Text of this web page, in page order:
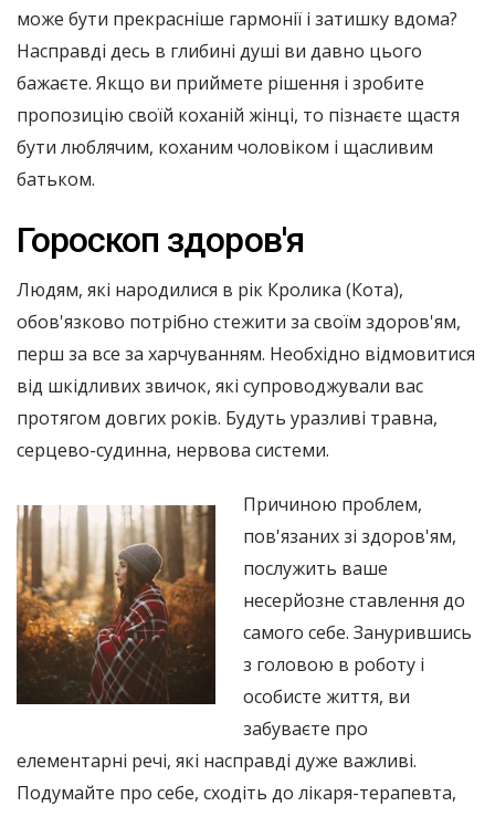
може бути прекрасніше гармонії і затишку вдома?
Насправді десь в глибині душі ви давно цього
бажаєте. Якщо ви приймете рішення і зробите
пропозицію своїй коханій жінці, то пізнаєте щастя
бути люблячим, коханим чоловіком і щасливим
батьком.
Гороскоп здоров'я
Людям, які народилися в рік Кролика (Кота),
обов'язково потрібно стежити за своїм здоров'ям,
перш за все за харчуванням. Необхідно відмовитися
від шкідливих звичок, які супроводжували вас
протягом довгих років. Будуть уразливі травна,
серцево-судинна, нервова системи.
Причиною проблем,
пов'язаних зі здоров'ям,
послужить ваше
несерйозне ставлення до
самого себе. Занурившись
з головою в роботу і
особисте життя, ви
забуваєте про
елементарні речі, які насправді дуже важливі.
Подумайте про себе, сходіть до лікаря-терапевта,